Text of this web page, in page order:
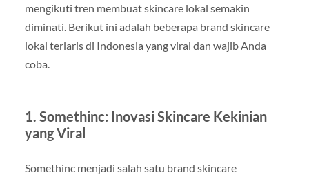
mengikuti tren membuat skincare lokal semakin
diminati. Berikut ini adalah beberapa brand skincare
lokal terlaris di Indonesia yang viral dan wajib Anda
coba.
1. Somethinc: Inovasi Skincare Kekinian
yang Viral
Somethinc menjadi salah satu brand skincare